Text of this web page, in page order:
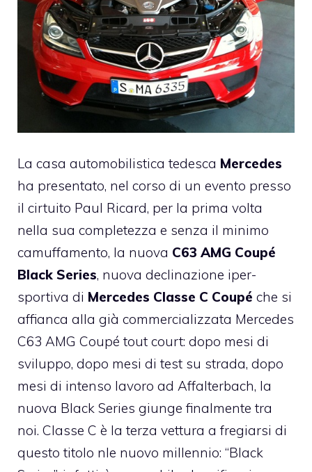
La casa automobilistica tedesca Mercedes
ha presentato, nel corso di un evento presso
il cirtuito Paul Ricard, per la prima volta
nella sua completezza e senza il minimo
camuffamento, la nuova C63 AMG Coupé
Black Series, nuova declinazione iper-
sportiva di Mercedes Classe C Coupé che si
affianca alla già commercializzata Mercedes
C63 AMG Coupé tout court: dopo mesi di
sviluppo, dopo mesi di test su strada, dopo
mesi di intenso lavoro ad Affalterbach, la
nuova Black Series giunge finalmente tra
noi. Classe C è la terza vettura a fregiarsi di
questo titolo nle nuovo millennio: “Black